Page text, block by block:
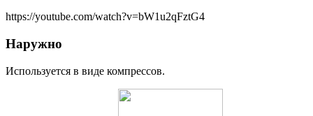
https://youtube.com/watch?v=bW1u2qFztG4
Наружно
Используется в виде компрессов.